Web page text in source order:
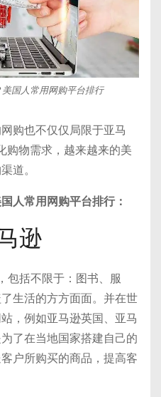
国人常用网购平台排行
购也不仅仅局限于亚马
物需求，越来越来的美
道。
人常用网购平台排行：
逊
包括不限于：图书、服
生活的方方面面。并在世
，例如亚马逊英国、亚马
了在当地国家搭建自己的
户所购买的商品，提高客